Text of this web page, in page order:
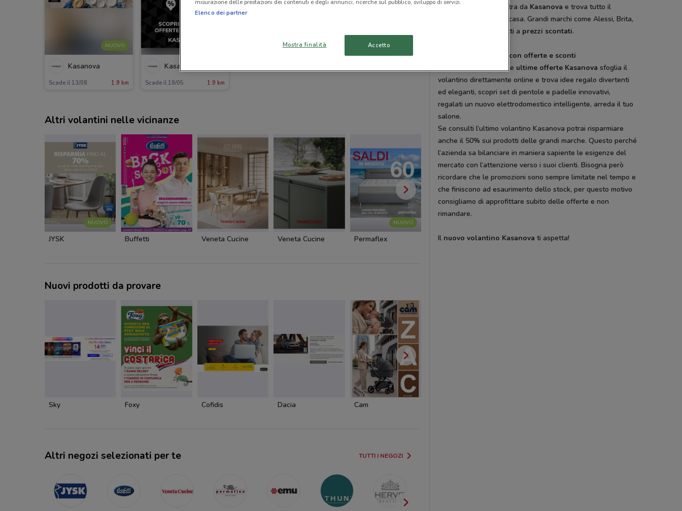
NUOVO
Kasanova
Scade il 13/08 1.9 km
Kasanova
Scade il 19/05 1.9 km
Altri volantini nelle vicinanze
NUOVO
JYSK Buffetti Veneta Cucine Veneta Cucine
NUOVO
Permaflex Emu Thun
Nuovi prodotti da provare
Sky Foxy Cofidis Dacia Cam
Altri negozi selezionati per te TUTTI I NEGOZI
un bello specchio? Entra da Kasanova e trova tutto il
necessario per la tua casa. Grandi marchi come Alessi, Brita,
Bialetti e Foppapedretti a prezzi scontati.
Volantino Kasanova con offerte e sconti
Se sei alla ricerca delle ultime offerte Kasanova sfoglia il
volantino direttamente online e trova idee regalo divertenti
ed eleganti, scopri set di pentole e padelle innovativi,
regalati un nuovo elettrodomestico intelligente, arreda il tuo
salone.
Se consulti l’ultimo volantino Kasanova potrai risparmiare
anche il 50% sui prodotti delle grandi marche. Questo perché
l’azienda sa bilanciare in maniera sapiente le esigenze del
mercato con l’attenzione verso i suoi clienti. Bisogna però
ricordare che le promozioni sono sempre limitate nel tempo e
che finiscono ad esaurimento dello stock, per questo motivo
consigliamo di approfittare subito delle offerte e non
rimandare.
Il nuovo volantino Kasanova ti aspetta!
misurazione delle prestazioni dei contenuti e degli annunci, ricerche sul pubblico, sviluppo di servizi.
Elenco dei partner
Mostra finalità Accetto